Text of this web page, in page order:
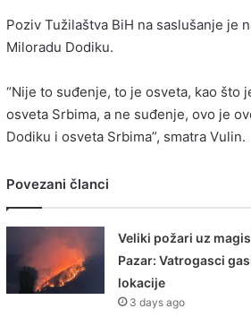
Poziv Tužilaštva BiH na saslušanje je
Miloradu Dodiku.
“Nije to suđenje, to je osveta, kao što
osveta Srbima, a ne suđenje, ovo je
Dodiku i osveta Srbima”, smatra Vulin.
Povezani članci
Veliki požari uz
Pazar: Vatrogasci
lokacije
3 days ago